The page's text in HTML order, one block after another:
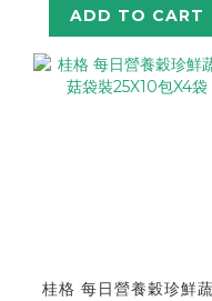
ADD TO CART
桂格 每日營養穀珍鮮